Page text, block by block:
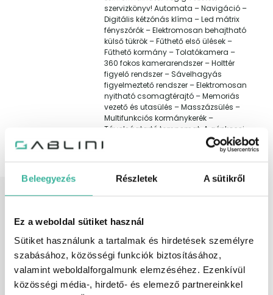
Beleegyezés Részletek A sütikről
Ez a weboldal sütiket használ
Sütiket használunk a tartalmak és hirdetések személyre
szabásához, közösségi funkciók biztosításához,
valamint weboldalforgalmunk elemzéséhez. Ezenkívül
közösségi média-, hirdető- és elemező partnereinkkel
szervizkönyv! Automata – Navigáció –
Digitális kétzónás klíma – Led mátrix
fényszórók – Elektromosan behajtható
külső tükrök – Fűthető első ülések –
Fűthető kormány – Tolatókamera –
360 fokos kamerarendszer – Holttér
figyelő rendszer – Sávelhagyás
figyelmeztető rendszer – Elektromosan
nyitható csomagtérajtó – Memoriás
vezető és utasülés – Masszázsülés –
Multifunkciós kormánykerék –
Távolságtartó tempomat. A gépkocsi
megtekintéséhez előzetes időpont-
egyeztetés szükséges, mivel a jármű
nem a telephelyünkön található!
kormány, Android Auto, Apple CarPlay,
ASR (kipörgésgátló), automata (9
fokozatú tiptronic) sebességváltó,
automata fényszórókapcsolás,
automatikusan sötétedő belső tükör,
automatikusan sötétedő külső tükör,
AUX csatlakozó, bluetooth-os